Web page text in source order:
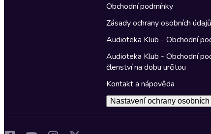
Obchodní podmínky
Zásady ochrany osobních údajů
Audioteka Klub - Obchodní
Audioteka Klub - Obchodní
členství na dobu určitou
Kontakt a nápověda
Nastavení ochrany